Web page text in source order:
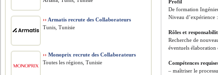
Profil
De formation
Niveau
Rôles et
Recherche de
éventuels élaboration
Compétences
– maîtriser le
›› Armatis recrute des Collaborateurs
Tunis, Tunisie
›› Monoprix recrute des Collaborateurs
Toutes les régions, Tunisie